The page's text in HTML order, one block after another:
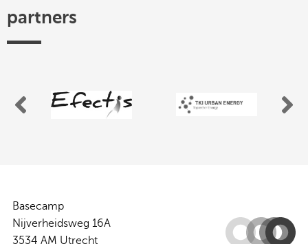
partners
Urban
Basecamp
Nijverheidsweg 16A
3534 AM Utrecht